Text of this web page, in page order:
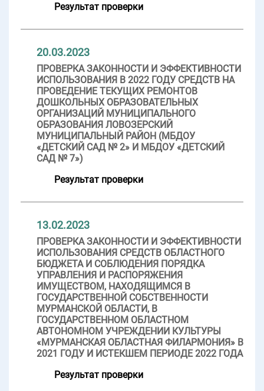
Результат проверки
20.03.2023
ПРОВЕРКА ЗАКОННОСТИ И ЭФФЕКТИВНОСТИ
ИСПОЛЬЗОВАНИЯ В 2022 ГОДУ СРЕДСТВ НА
ПРОВЕДЕНИЕ ТЕКУЩИХ РЕМОНТОВ
ДОШКОЛЬНЫХ ОБРАЗОВАТЕЛЬНЫХ
ОРГАНИЗАЦИЙ МУНИЦИПАЛЬНОГО
ОБРАЗОВАНИЯ ЛОВОЗЕРСКИЙ
МУНИЦИПАЛЬНЫЙ РАЙОН (МБДОУ
«ДЕТСКИЙ САД № 2» И МБДОУ «ДЕТСКИЙ
САД № 7»)
Результат проверки
13.02.2023
ПРОВЕРКА ЗАКОННОСТИ И ЭФФЕКТИВНОСТИ
ИСПОЛЬЗОВАНИЯ СРЕДСТВ ОБЛАСТНОГО
БЮДЖЕТА И СОБЛЮДЕНИЯ ПОРЯДКА
УПРАВЛЕНИЯ И РАСПОРЯЖЕНИЯ
ИМУЩЕСТВОМ, НАХОДЯЩИМСЯ В
ГОСУДАРСТВЕННОЙ СОБСТВЕННОСТИ
МУРМАНСКОЙ ОБЛАСТИ, В
ГОСУДАРСТВЕННОМ ОБЛАСТНОМ
АВТОНОМНОМ УЧРЕЖДЕНИИ КУЛЬТУРЫ
«МУРМАНСКАЯ ОБЛАСТНАЯ ФИЛАРМОНИЯ» В
2021 ГОДУ И ИСТЕКШЕМ ПЕРИОДЕ 2022 ГОДА
Результат проверки